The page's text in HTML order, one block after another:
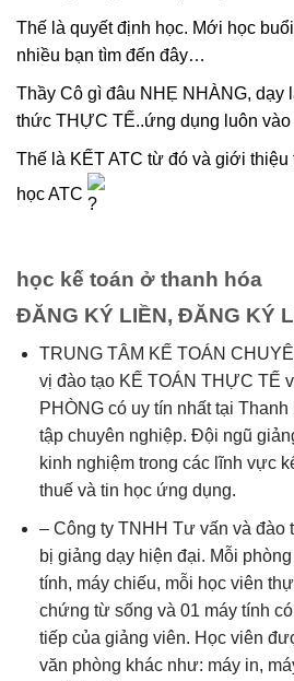
Thế là quyết định học. Mới học
nhiều bạn tìm đến đây…
Thầy Cô gì đâu NHẸ NHÀNG, dạy
thức THỰC TẾ..ứng dụng luôn
Thế là KẾT ATC từ đó và giới
học ATC
học kế toán ở thanh hóa
ĐĂNG KÝ LIỀN, ĐĂNG KÝ
TRUNG TÂM KẾ TOÁN
vị đào tạo KẾ TOÁN THỰC TẾ
PHÒNG có uy tín nhất tại
tập chuyên nghiệp. Đội ngũ
kinh nghiệm trong các lĩnh vực
thuế và tin học ứng dụng.
– Công ty TNHH Tư vấn và đào
bị giảng dạy hiện đại. Mỗi
tính, máy chiếu, mỗi học viên
chứng từ sống và 01 máy tính
tiếp của giảng viên. Học viên
văn phòng khác như: máy in,